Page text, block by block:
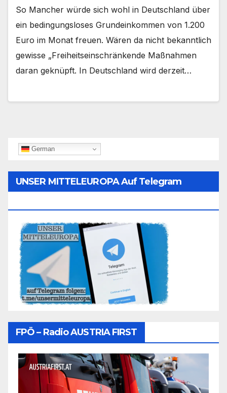
So Mancher würde sich wohl in Deutschland über
ein bedingungsloses Grundeinkommen von 1.200
Euro im Monat freuen. Wären da nicht bekanntlich
gewisse „Freiheitseinschränkende Maßnahmen
daran geknüpft. In Deutschland wird derzeit…
German
UNSER MITTELEUROPA Auf Telegram
FPÖ – Radio AUSTRIA FIRST